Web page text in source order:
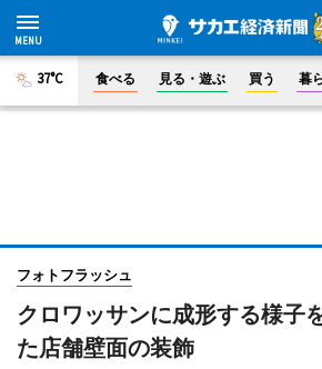
37°C 食べる 見る・遊ぶ 買う 暮
フォトフラッシュ
クロワッサンに成形する様子
た店舗壁面の装飾